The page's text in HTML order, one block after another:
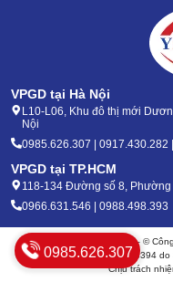
Bạn có thể xoay chi tiết
VPGD tại Hà Nội
L10-L06, Khu đô thị mới
Nội
0985.626.307 | 0917.430.282
VPGD tại TP.HCM
118-134 Đường số 8,
0966.631.546 | 0988.498.393
Bản quyền 2020 - 2026 – ©
Mã số thuế: 0105904394
Chịu trách
0985.626.307